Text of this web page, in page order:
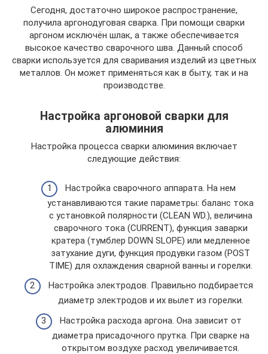
Сегодня, достаточно широкое распространение,
получила аргонодуговая сварка. При помощи сварки
аргоном исключён шлак, а также обеспечивается
высокое качество сварочного шва. Данный способ
сварки используется для сваривания изделий из цветных
металлов. Он может применяться как в быту, так и на
производстве.
Настройка аргоновой сварки для
алюминия
Настройка процесса сварки алюминия включает
следующие действия:
Настройка сварочного аппарата. На нем
устанавливаются такие параметры: баланс тока
с установкой полярности (CLEAN WD.), величина
сварочного тока (CURRENT), функция заварки
кратера (тумблер DOWN SLOPE) или медленное
затухание дуги, функция продувки газом (POST
TIME) для охлаждения сварной ванны и горелки.
Настройка электродов. Правильно подбирается
диаметр электродов и их вылет из горелки.
Настройка расхода аргона. Она зависит от
диаметра присадочного прутка. При сварке на
открытом воздухе расход увеличивается.